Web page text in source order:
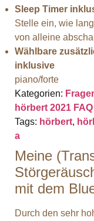
Sleep Timer
Stelle ein, wie
von alleine
Wählbare
inklusive
piano/forte
Kategorien:
hörbert 2021 FAQ
Tags: hörbert,
a
Meine
mit dem
Durch den sehr